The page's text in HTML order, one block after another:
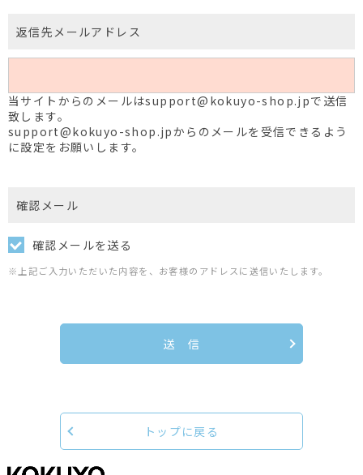
返信先メールアドレス
当サイトからのメールはsupport@kokuyo-shop.jpで送信
致します。
support@kokuyo-shop.jpからのメールを受信できるよう
に設定をお願いします。
確認メール
確認メールを送る
※上記ご入力いただいた内容を、お客様のアドレスに送信いたします。
送 信
トップに戻る